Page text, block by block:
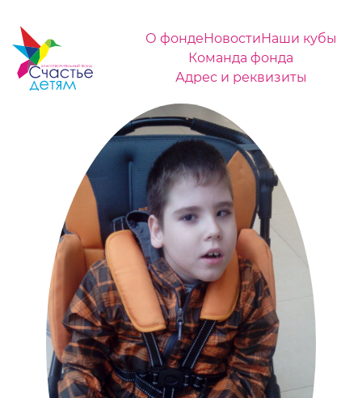
О фондеНовостиНаши кубы
Команда фонда
Адрес и реквизиты